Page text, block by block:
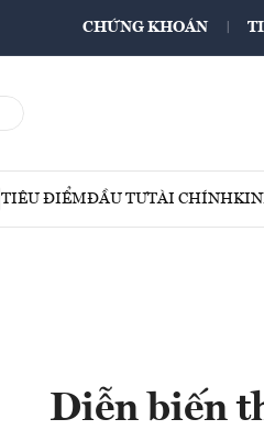
CHỨNG KHOÁN
TIÊU ĐIỂMĐẦU TƯTÀI CHÍNH
Diễn biến